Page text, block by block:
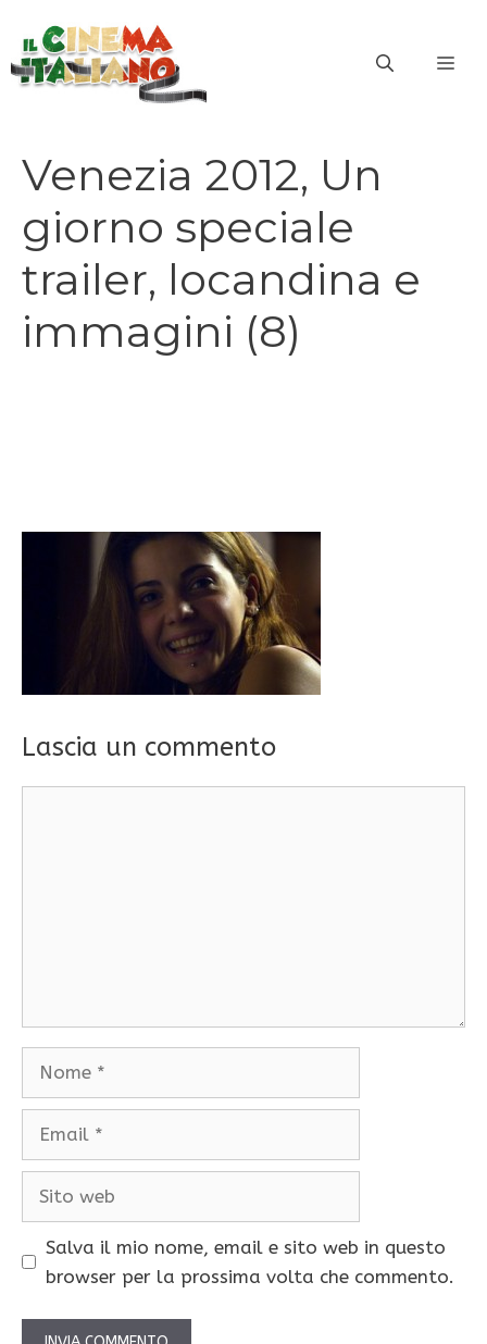
contenuto
Venezia 2012, Un
giorno speciale
trailer, locandina e
immagini (8)
Lascia un commento
Salva il mio nome, email e sito web in questo
browser per la prossima volta che commento.